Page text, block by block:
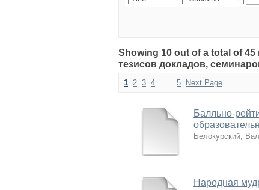
Showing 10 out of a total of
тезисов докладов,
1 2 3 4 . . . 5 Next Page
Балльно-
Белокурский,
Народная